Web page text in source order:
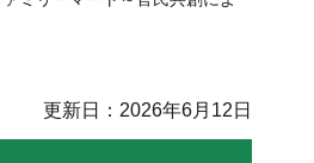
更新日：2026年6月12日